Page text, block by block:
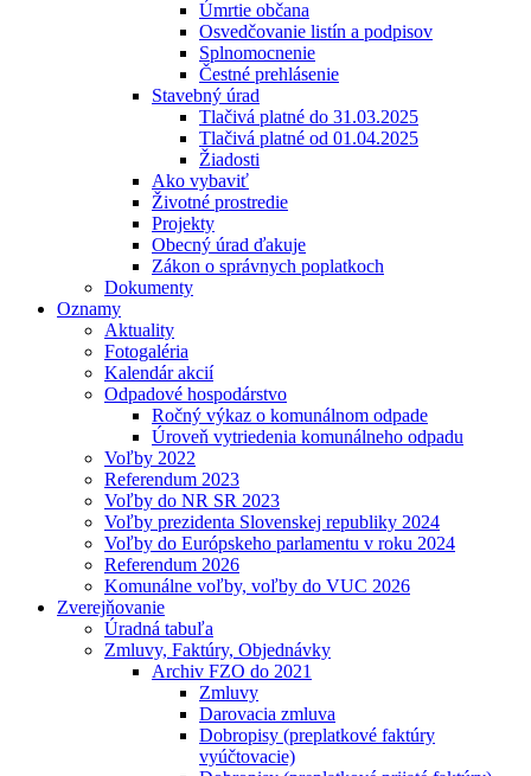
Úmrtie občana
Osvedčovanie listín a podpisov
Splnomocnenie
Čestné prehlásenie
Stavebný úrad
Tlačivá platné do 31.03.2025
Tlačivá platné od 01.04.2025
Žiadosti
Ako vybaviť
Životné prostredie
Projekty
Obecný úrad ďakuje
Zákon o správnych poplatkoch
Dokumenty
Oznamy
Aktuality
Fotogaléria
Kalendár akcií
Odpadové hospodárstvo
Ročný výkaz o komunálnom odpade
Úroveň vytriedenia komunálneho odpadu
Voľby 2022
Referendum 2023
Voľby do NR SR 2023
Voľby prezidenta Slovenskej republiky 2024
Voľby do Európskeho parlamentu v roku 2024
Referendum 2026
Komunálne voľby, voľby do VUC 2026
Zverejňovanie
Úradná tabuľa
Zmluvy, Faktúry, Objednávky
Archiv FZO do 2021
Zmluvy
Darovacia zmluva
Dobropisy (preplatkové faktúry
vyúčtovacie)